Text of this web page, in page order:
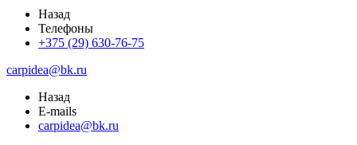
Назад
Телефоны
+375 (29) 630-76-75
carpidea@bk.ru
Назад
E-mails
carpidea@bk.ru